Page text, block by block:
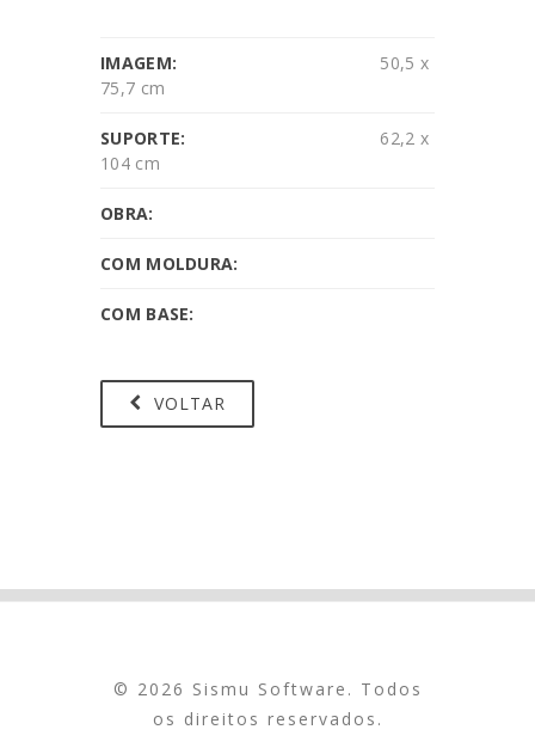
IMAGEM:
50,5 x
75,7 cm
SUPORTE:
62,2 x
104 cm
OBRA:
COM MOLDURA:
COM BASE:
VOLTAR
© 2026 Sismu Software. Todos
os direitos reservados.